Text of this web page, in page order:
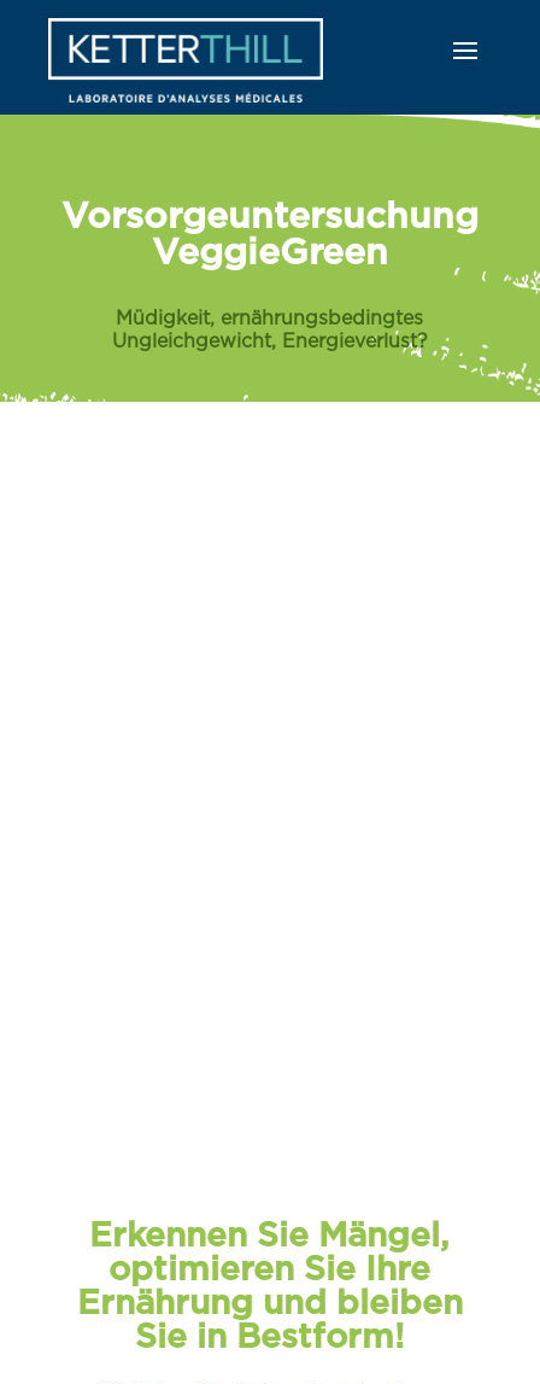
Vorsorgeuntersuchung
VeggieGreen
Müdigkeit, ernährungsbedingtes
Ungleichgewicht, Energieverlust?
Erkennen Sie Mängel,
optimieren Sie Ihre
Ernährung und bleiben
Sie in Bestform!